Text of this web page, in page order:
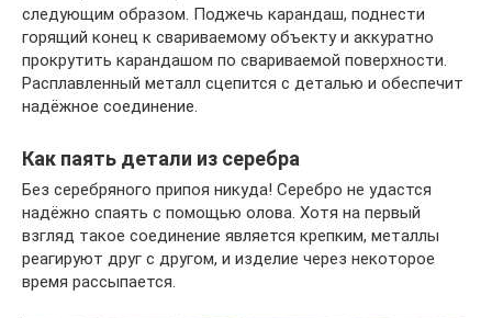
следующим образом. Поджечь карандаш, поднести
горящий конец к свариваемому объекту и аккуратно
прокрутить карандашом по свариваемой поверхности.
Расплавленный металл сцепится с деталью и обеспечит
надёжное соединение.
Как паять детали из серебра
Без серебряного припоя никуда! Серебро не удастся
надёжно спаять с помощью олова. Хотя на первый
взгляд такое соединение является крепким, металлы
реагируют друг с другом, и изделие через некоторое
время рассыпается.